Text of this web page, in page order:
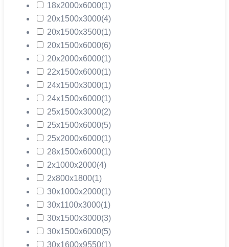
18х2000х6000(1)
20х1500х3000(4)
20х1500х3500(1)
20х1500х6000(6)
20х2000х6000(1)
22х1500х6000(1)
24х1500х3000(1)
24х1500х6000(1)
25х1500х3000(2)
25х1500х6000(5)
25х2000х6000(1)
28х1500х6000(1)
2х1000х2000(4)
2х800х1800(1)
30х1000х2000(1)
30х1100х3000(1)
30х1500х3000(3)
30х1500х6000(5)
30х1600х9550(1)